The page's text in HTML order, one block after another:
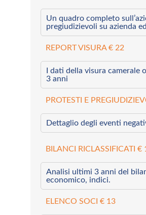
Un quadro completo
pregiudizievoli su azienda
REPORT VISURA € 22
I dati della visura
3 anni
PROTESTI E
Dettaglio degli eventi
BILANCI RICLASSIFICATI €
Analisi ultimi 3 anni del
economico, indici.
ELENCO SOCI € 13